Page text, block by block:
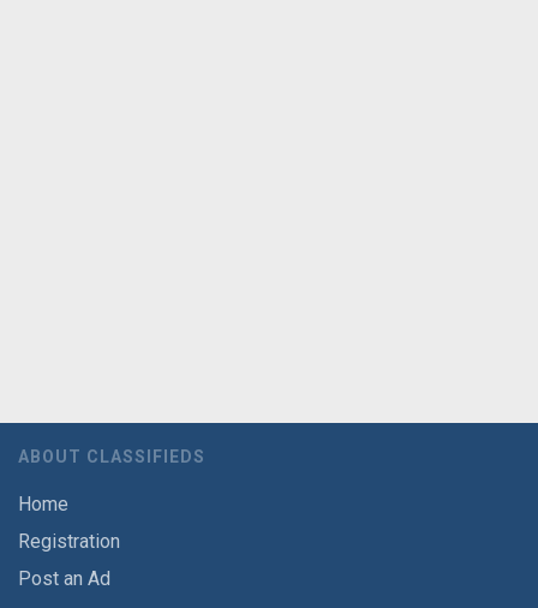
ABOUT CLASSIFIEDS
Home
Registration
Post an Ad